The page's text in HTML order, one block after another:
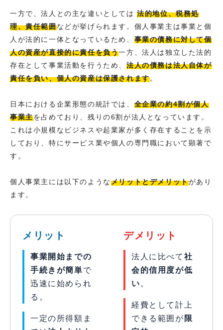
一方で、法人との主な違いとしては法的地位、税務処
理、責任範囲などが挙げられます。個人事業主は事業と個
人が法的に一体となっているため、 事業の債務に対して個
人の資産が直接的に責任を負う一方、法人は独立した法的
存在として事業活動を行うため、 法人の債務は法人自体が
責任を負い、個人の資産は保護されます。
日本における企業形態の統計では、 全企業の約4割が個人
事業主を占めており、残りの6割が法人となっています。
これは小規模なビジネスや起業家が多く存在することを示
しており、特にサービス業や個人の専門職において顕著で
す。
個人事業主には以下のようなメリットとデメリットがあり
ます。
メリット
事業開始までの
手続きが簡単で
迅速に始められ
る。
一定の所得額ま
デメリット
法人に比べて 社
会的信用度が低
い 。
経費として計上
できる範囲が 限